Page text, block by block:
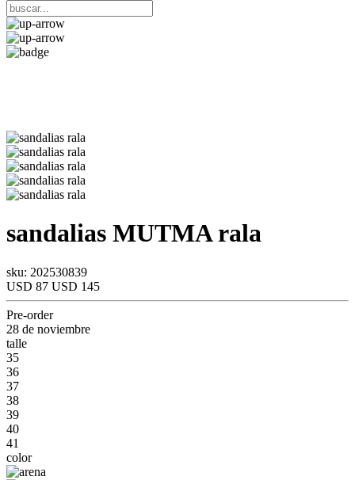
sandalias MUTMArala
sku: 202530839
USD 87 USD 145
Pre-order
28 de noviembre
talle
35
36
37
38
39
40
41
color